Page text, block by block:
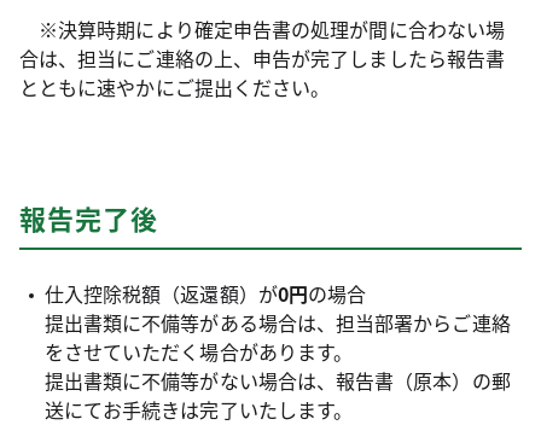
※決算時期により確定申告書の処理が間に合わない場
合は、担当にご連絡の上、申告が完了しましたら報告書
とともに速やかにご提出ください。
報告完了後
仕入控除税額（返還額）が0円の場合
提出書類に不備等がある場合は、担当部署からご連絡
をさせていただく場合があります。
提出書類に不備等がない場合は、報告書（原本）の郵
送にてお手続きは完了いたします。